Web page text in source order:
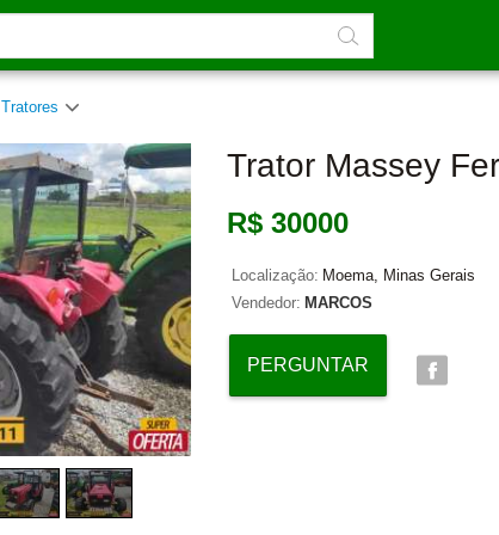
Tratores
Trator Massey
R$ 30000
Localização: Moema, Minas Gerais
Vendedor: MARCOS
PERGUNTAR